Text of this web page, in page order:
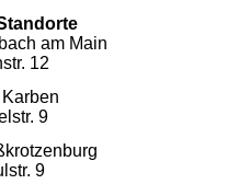
am Main
12
9
9